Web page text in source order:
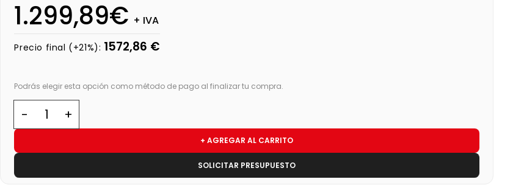
1.299,89€ + IVA
Precio final (+21%): 1572,86 €
Podrás elegir esta opción como método de pago al finalizar tu compra.
+ AGREGAR AL CARRITO
SOLICITAR PRESUPUESTO